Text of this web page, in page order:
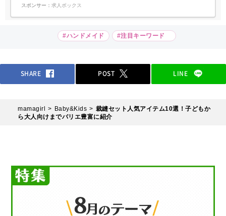
スポンサー： 求人ボックス
#ハンドメイド #注目キーワード
SHARE POST LINE
mamagirl Baby&Kids
裁縫セット人気アイテム10選！子どもか
ら大人向けまでバリエ豊富に紹介